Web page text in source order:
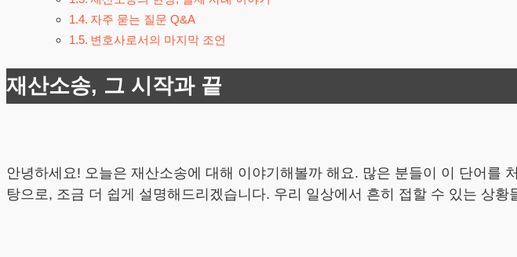
자주 묻는 질문 Q&A
변호사로서의 마지막 조언
재산소송, 그 시작과 끝
안녕하세요! 오늘은 재산소송에 대해 이야기해볼까 해요. 많은 분들이 이 단어를
탕으로, 조금 더 쉽게 설명해드리겠습니다. 우리 일상에서 흔히 접할 수 있는 상황